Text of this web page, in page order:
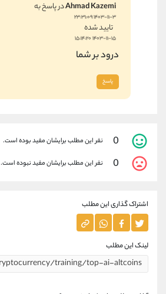
Ahmad Kazemiدر پاسخ به
۱۴۰۳-۱۱-۳ ۲۳:۳۱:۰۹
تایید شده
۱۴۰۳-۱۱-۱۵ ۱۵:۱۴:۲۰
درود بر شما
پاسخ
0 نفر این مطلب برایشان مفید بوده است.
0 نفر این مطلب برایشان مفید نبوده است.
اشتراک گذاری این مطلب
لینک این مطلب